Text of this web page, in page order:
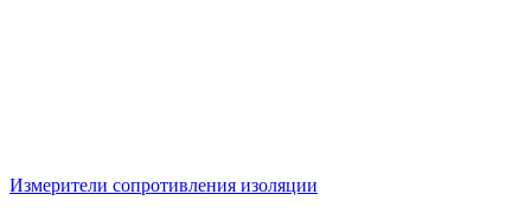
Измерители сопротивления изоляции